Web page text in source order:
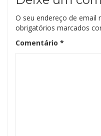
O seu endereço de email
obrigatórios marcados
Comentário *